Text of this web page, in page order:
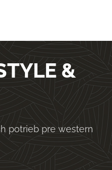
&
potrieb pre western